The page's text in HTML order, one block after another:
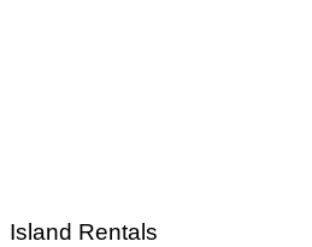
Island Rentals